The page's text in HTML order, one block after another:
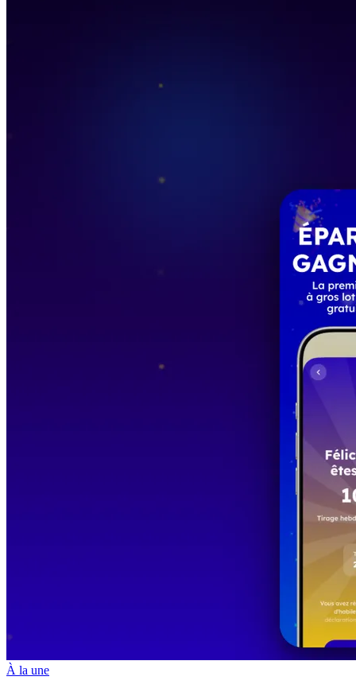
À la une